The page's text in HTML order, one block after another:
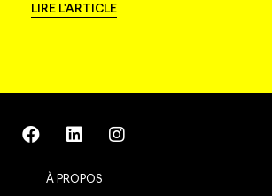
LIRE L'ARTICLE
À PROPOS